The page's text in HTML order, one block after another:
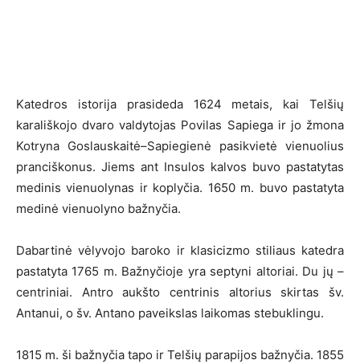
Katedros istorija prasideda 1624 metais, kai Telšių
karališkojo dvaro valdytojas Povilas Sapiega ir jo žmona
Kotryna Goslauskaitė–Sapiegienė pasikvietė vienuolius
pranciškonus. Jiems ant Insulos kalvos buvo pastatytas
medinis vienuolynas ir koplyčia. 1650 m. buvo pastatyta
medinė vienuolyno bažnyčia.
Dabartinė vėlyvojo baroko ir klasicizmo stiliaus katedra
pastatyta 1765 m. Bažnyčioje yra septyni altoriai. Du jų –
centriniai. Antro aukšto centrinis altorius skirtas šv.
Antanui, o šv. Antano paveikslas laikomas stebuklingu.
1815 m. ši bažnyčia tapo ir Telšių parapijos bažnyčia. 1855